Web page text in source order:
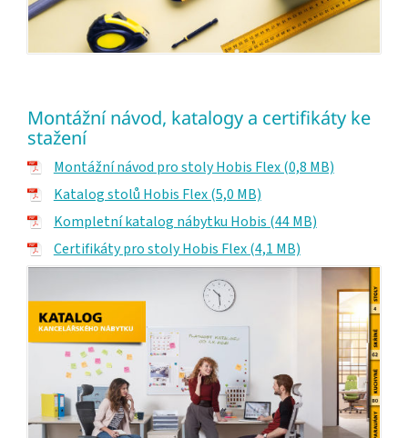
Montážní návod, katalogy a certifikáty ke
stažení
Montážní návod pro stoly Hobis Flex (0,8 MB)
Katalog stolů Hobis Flex (5,0 MB)
Kompletní katalog nábytku Hobis (44 MB)
Certifikáty pro stoly Hobis Flex (4,1 MB)